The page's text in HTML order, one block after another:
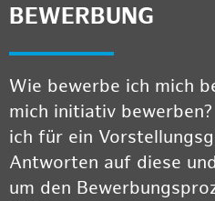
BEWERBUNG
Wie bewerbe ich mich
mich initiativ
ich für ein
Antworten auf diese
um den